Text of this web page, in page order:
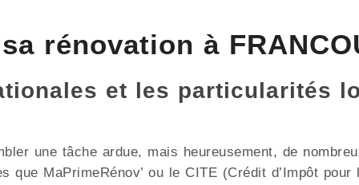
rénovation à
et les particularités
une tâche ardue, mais heureusement, de
MaPrimeRénov’ ou le CITE (Crédit d’Impôt